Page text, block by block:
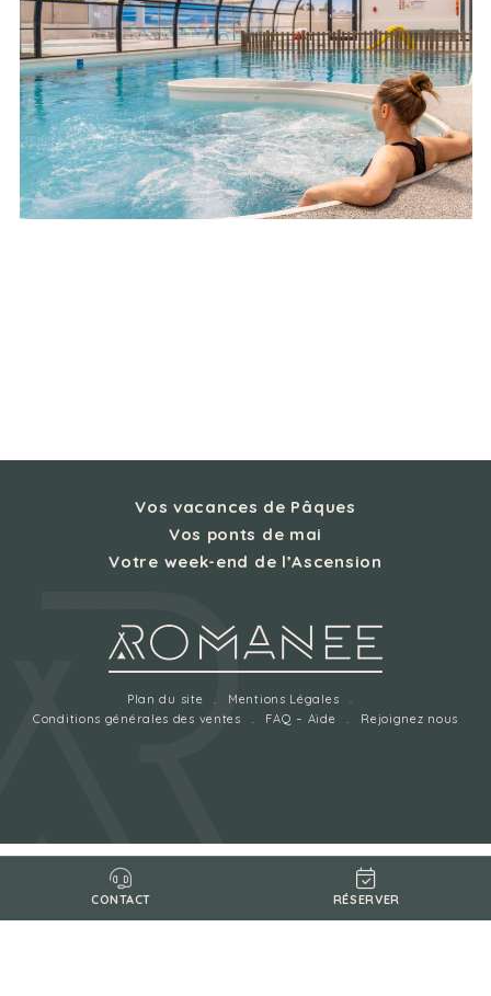
RÉSERVER
Vos vacances de Pâques
Vos ponts de mai
Votre week-end de l’Ascension
Plan du site
Mentions Légales
Conditions générales des ventes
FAQ – Aide Rejoignez nous